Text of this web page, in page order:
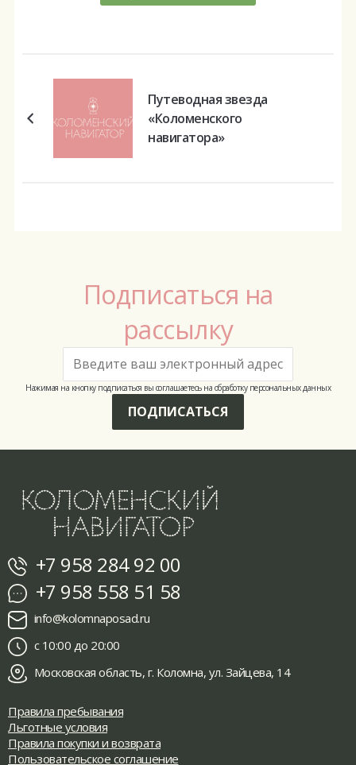
Путеводная звезда
«Коломенского
навигатора»
Подписаться на
рассылку
Нажимая на кнопку подписаться вы соглашаетесь на обработку персональных данных
ПОДПИСАТЬСЯ
+7 958 284 92 00
+7 958 558 51 58
info@kolomnaposad.ru
с 10:00 до 20:00
Московская область, г. Коломна, ул. Зайцева, 14
Правила пребывания
Льготные условия
Правила покупки и возврата
Пользовательское соглашение